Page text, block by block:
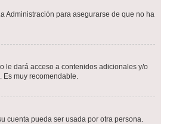
Administración para asegurarse de que no ha
le dará acceso a contenidos adicionales y/o
Es muy recomendable.
cuenta pueda ser usada por otra persona.